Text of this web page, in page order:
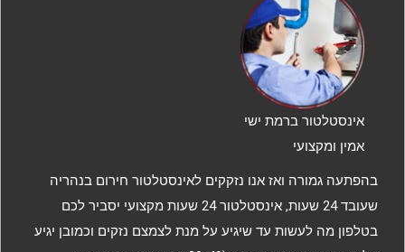
אינסטלטור ברמת ישי
אמין ומקצועי
בהפתעה גמורה ואז אנו נזקקים לאינסטלטור חירום בנהריה
שעובד 24 שעות, אינסטלטור 24 שעות מקצועי יסביר לכם
בטלפון מה לעשות עד שיגיע על מנת לצמצם נזקים וכמובן יגיע